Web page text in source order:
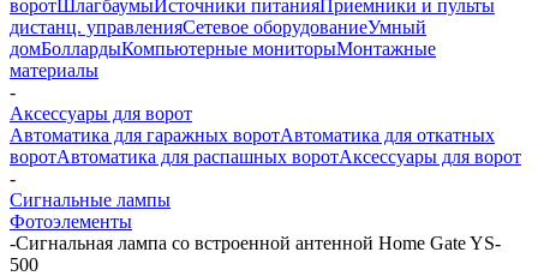
воротШлагбаумыИсточники питанияПриемники и пульты
дистанц. управленияСетевое оборудованиеУмный
домБоллардыКомпьютерные мониторыМонтажные
материалы
-
Аксессуары для ворот
Автоматика для гаражных воротАвтоматика для откатных
воротАвтоматика для распашных воротАксессуары для ворот
-
Сигнальные лампы
Фотоэлементы
-Сигнальная лампа со встроенной антенной Home Gate YS-
500